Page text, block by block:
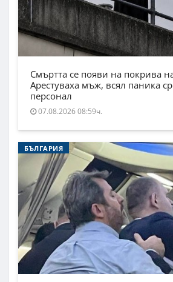
Смъртта се появи на покрива
Арестуваха мъж, всял паника
персонал
07.08.2026 08:59ч.
БЪЛГАРИЯ